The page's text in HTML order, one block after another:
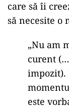
care să îi
să necesite o
„Nu am
curent
impozit).
este